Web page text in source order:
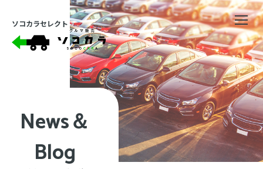
ソコカラセレクト
News＆
Blog